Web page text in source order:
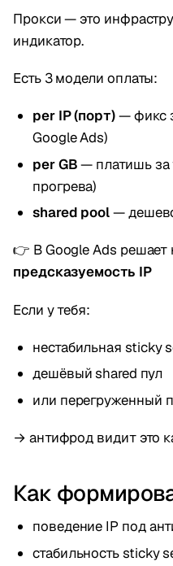
Прокси — это
индикатор.
Есть 3 модели оплаты:
per IP (порт)— фикс
Google Ads)
per GB— платишь за
прогрева)
shared pool—
👉 В Google Ads решает
предсказуемость IP
Если у тебя:
нестабильная sticky
дешёвый shared пул
или перегруженный
→ антифрод видит это
Как
поведение IP под
стабильность sticky